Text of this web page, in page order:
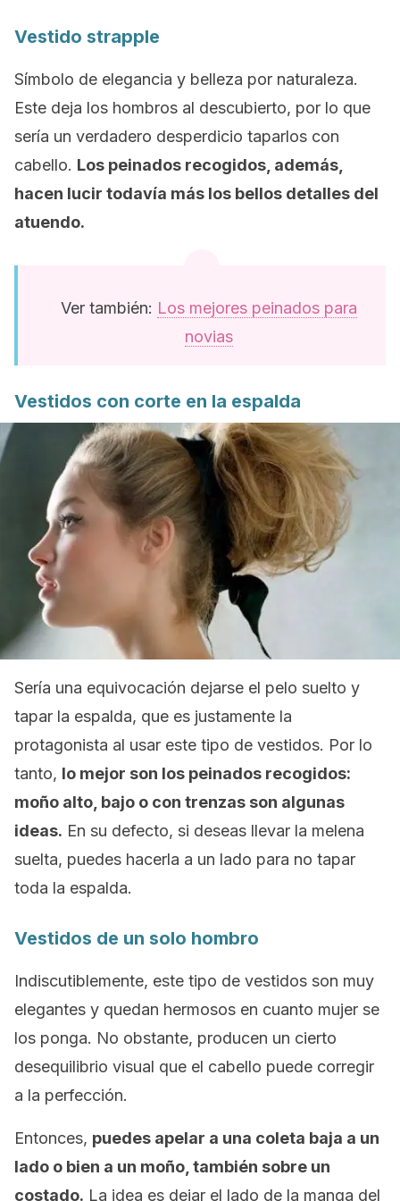
Vestido strapple
Símbolo de elegancia y belleza por naturaleza.
Este deja los hombros al descubierto, por lo que
sería un verdadero desperdicio taparlos con
cabello. Los peinados recogidos, además,
hacen lucir todavía más los bellos detalles del
atuendo.
Ver también: Los mejores peinados para
novias
Vestidos con corte en la espalda
Sería una equivocación dejarse el pelo suelto y
tapar la espalda, que es justamente la
protagonista al usar este tipo de vestidos. Por lo
tanto, lo mejor son los peinados recogidos:
moño alto, bajo o con trenzas son algunas
ideas. En su defecto, si deseas llevar la melena
suelta, puedes hacerla a un lado para no tapar
toda la espalda.
Vestidos de un solo hombro
Indiscutiblemente, este tipo de vestidos son muy
elegantes y quedan hermosos en cuanto mujer se
los ponga. No obstante, producen un cierto
desequilibrio visual que el cabello puede corregir
a la perfección.
Entonces, puedes apelar a una coleta baja a un
lado o bien a un moño, también sobre un
costado. La idea es dejar el lado de la manga del